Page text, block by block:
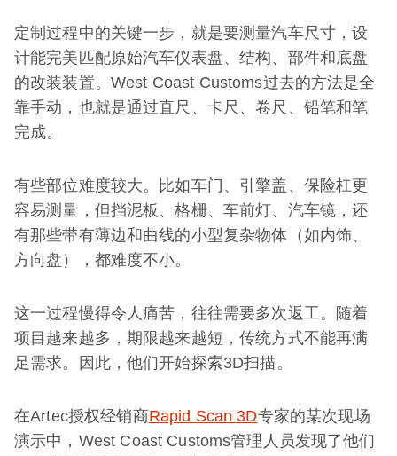
定制过程中的关键一步，就是要测量汽车尺寸，设
计能完美匹配原始汽车仪表盘、结构、部件和底盘
的改装装置。West Coast Customs过去的方法是全
靠手动，也就是通过直尺、卡尺、卷尺、铅笔和笔
完成。
有些部位难度较大。比如车门、引擎盖、保险杠更
容易测量，但挡泥板、格栅、车前灯、汽车镜，还
有那些带有薄边和曲线的小型复杂物体（如内饰、
方向盘），都难度不小。
这一过程慢得令人痛苦，往往需要多次返工。随着
项目越来越多，期限越来越短，传统方式不能再满
足需求。因此，他们开始探索3D扫描。
在Artec授权经销商Rapid Scan 3D专家的某次现场
演示中，West Coast Customs管理人员发现了他们